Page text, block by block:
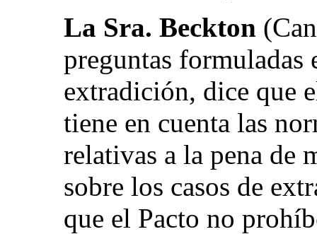
La Sra. Beckton
preguntas formuladas
extradición, dice que
tiene en cuenta las
relativas a la pena de
sobre los casos de
que el Pacto no